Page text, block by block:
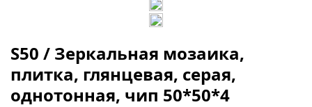
S50 / Зеркальная мозаика,
плитка, глянцевая, серая,
однотонная, чип 50*50*4